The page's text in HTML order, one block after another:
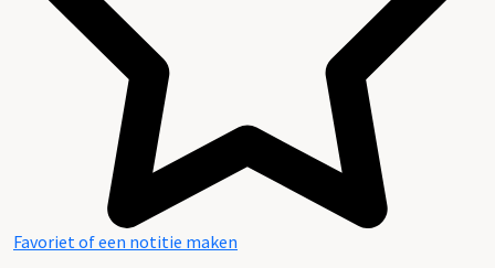
Favoriet of een notitie maken